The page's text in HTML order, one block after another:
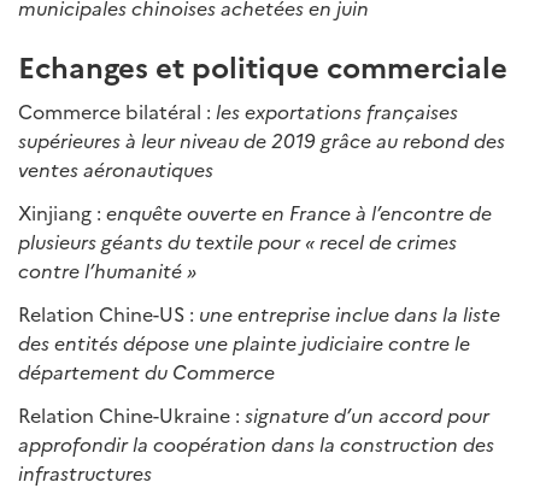
municipales chinoises achetées en juin
Echanges et politique commerciale
Commerce bilatéral : les exportations françaises
supérieures à leur niveau de 2019 grâce au rebond des
ventes aéronautiques
Xinjiang : enquête ouverte en France à l’encontre de
plusieurs géants du textile pour « recel de crimes
contre l’humanité »
Relation Chine-US : une entreprise inclue dans la liste
des entités dépose une plainte judiciaire contre le
département du Commerce
Relation Chine-Ukraine : signature d’un accord pour
approfondir la coopération dans la construction des
infrastructures